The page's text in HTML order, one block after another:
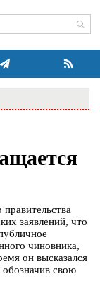
заявлений, что
чиновника,
он высказался
обозначив свою